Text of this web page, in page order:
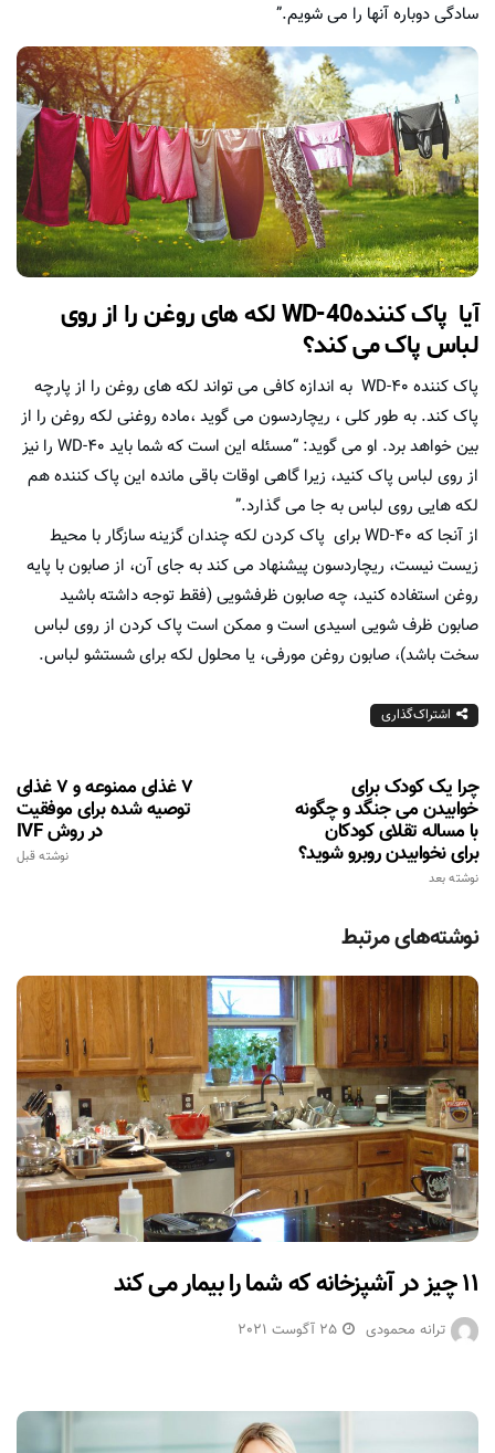
سادگی دوباره آنها را می شویم.”
آیا پاک کنندهWD-40 لکه های روغن را از روی
لباس پاک می کند؟
پاک کننده WD-40 به اندازه کافی می تواند لکه های روغن را از پارچه
پاک کند. به طور کلی ، ریچاردسون می گوید ،ماده روغنی لکه روغن را از
بین خواهد برد. او می گوید: “مسئله این است كه شما باید WD-40 را نیز
از روی لباس پاک کنید، زیرا گاهی اوقات باقی مانده این پاک کننده هم
لکه هایی روی لباس به جا می گذارد.”
از آنجا که WD-40 برای پاک کردن لکه چندان گزینه سازگار با محیط
زیست نیست، ریچاردسون پیشنهاد می کند به جای آن، از صابون با پایه
روغن استفاده کنید، چه صابون ظرفشویی (فقط توجه داشته باشید
صابون ظرف شویی اسیدی است و ممکن است پاک کردن از روی لباس
سخت باشد)، صابون روغن مورفی، یا محلول لکه برای شستشو لباس.
اشتراک‌گذاری
7 غذای ممنوعه و 7 غذای
توصیه شده برای موفقیت
در روش IVF
نوشته قبل
چرا یک کودک برای
خوابیدن می جنگد و چگونه
با مساله تقلای کودکان
برای نخوابیدن روبرو شوید؟
نوشته بعد
نوشته‌های مرتبط
۱۱ چیز در آشپزخانه که شما را بیمار می کند
ترانه محمودی 25 آگوست 2021